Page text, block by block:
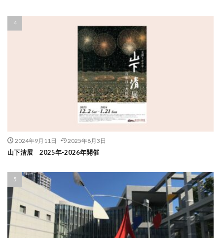
2024年9月11日 2025年8月3日
山下清展 2025年-2026年開催